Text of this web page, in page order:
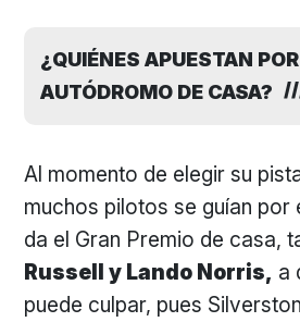
¿QUIÉNES APUESTAN
AUTÓDROMO DE CASA?
Al momento de elegir su
muchos pilotos se guían por
da el Gran Premio de casa,
Russell y Lando Norris, a
puede culpar, pues